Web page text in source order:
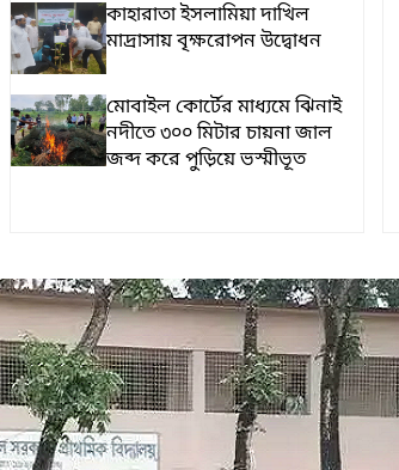
কাহারাতা ইসলামিয়া দাখিল
মাদ্রাসায় বৃক্ষরোপন উদ্বোধন
মোবাইল কোর্টের মাধ্যমে ঝিনাই
নদীতে ৩০০ মিটার চায়না জাল
জব্দ করে পুড়িয়ে ভস্মীভূত